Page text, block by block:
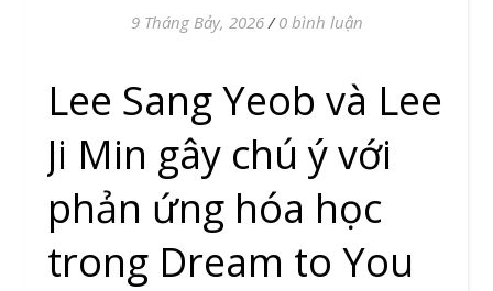
9 Tháng Bảy, 2026 / 0 bình luận
Lee Sang Yeob và Lee
Ji Min gây chú ý với
phản ứng hóa học
trong Dream to You